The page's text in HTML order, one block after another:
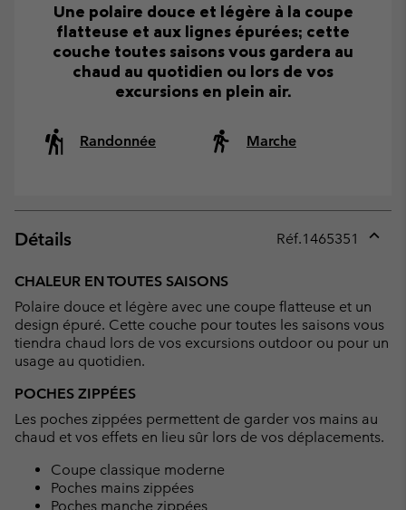
Une polaire douce et légère à la coupe
flatteuse et aux lignes épurées; cette
couche toutes saisons vous gardera au
chaud au quotidien ou lors de vos
excursions en plein air.
Randonnée Marche
Détails Réf.1465351
CHALEUR EN TOUTES SAISONS
Polaire douce et légère avec une coupe flatteuse et un
design épuré. Cette couche pour toutes les saisons vous
tiendra chaud lors de vos excursions outdoor ou pour un
usage au quotidien.
POCHES ZIPPÉES
Les poches zippées permettent de garder vos mains au
chaud et vos effets en lieu sûr lors de vos déplacements.
Coupe classique moderne
Poches mains zippées
Poches manche zippées